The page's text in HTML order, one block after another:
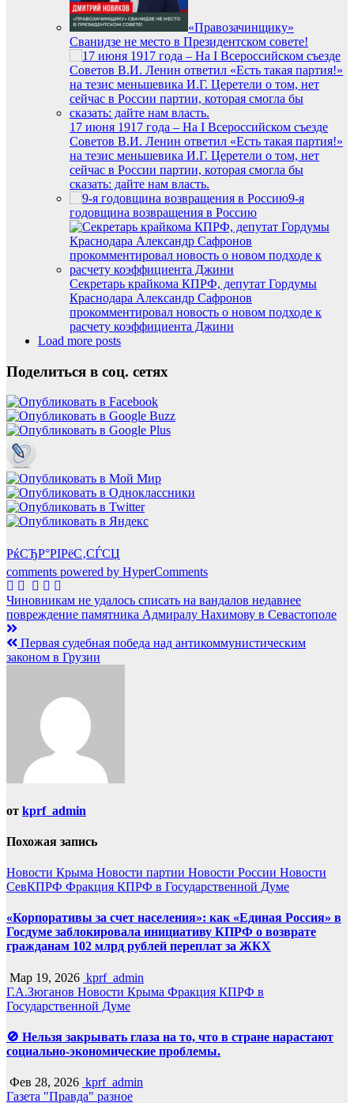
«Правозачинщику»
Сванидзе не место в Президентском совете!
17 июня 1917 года – На I Всероссийском съезде
Советов В.И. Ленин ответил «Есть такая партия!»
на тезис меньшевика И.Г. Церетели о том, нет
сейчас в России партии, которая смогла бы
сказать: дайте нам власть.
9-я
годовщина возвращения в Россию
Секретарь крайкома КПРФ, депутат Гордумы
Краснодара Александр Сафронов
прокомментировал новость о новом подходе к
расчету коэффициента Джини
Load more posts
Поделиться в соц. сетях
РќСЂР°РІРёС‚СЃСЏ
comments powered by HyperComments
Навигация
по
записям
Чиновникам не удалось списать на вандалов недавнее
повреждение памятника Адмиралу Нахимову в Севастополе
Первая судебная победа над антикоммунистическим
законом в Грузии
от kprf_admin
Похожая запись
Новости Крыма Новости партии Новости России Новости
СевКПРФ Фракция КПРФ в Государственной Думе
«Корпоративы за счет населения»: как «Единая Россия» в
Госдуме заблокировала инициативу КПРФ о возврате
гражданам 102 млрд рублей переплат за ЖКХ
Мар 19, 2026 kprf_admin
Г.А.Зюганов Новости Крыма Фракция КПРФ в
Государственной Думе
🚫 Нельзя закрывать глаза на то, что в стране нарастают
социально-экономические проблемы.
Фев 28, 2026 kprf_admin
Газета "Правда" разное